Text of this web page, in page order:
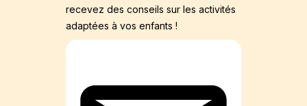
recevez des conseils sur les activités
adaptées à vos enfants !